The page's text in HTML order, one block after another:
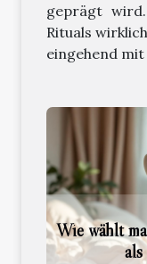
geprägt
Rituals
eingehend
Wie wählt